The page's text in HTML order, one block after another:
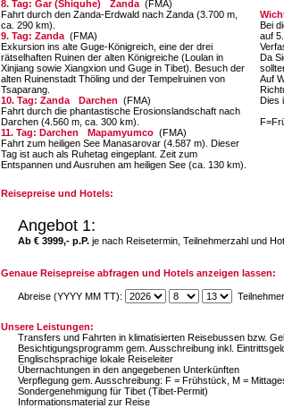
8. Tag: Gar (Shiquhe)
Zanda (FMA)
Fahrt durch den Zanda-Erdwald nach Zanda (3.700 m,
ca. 290 km).
9. Tag: Zanda (FMA)
Exkursion ins alte Guge-Königreich, eine der drei
rätselhaften Ruinen der alten Königreiche (Loulan in
Xinjiang sowie Xiangxion und Guge in Tibet). Besuch der
alten Ruinenstadt Thöling und der Tempelruinen von
Tsaparang.
10. Tag: Zanda
Darchen (FMA)
Fahrt durch die phantastische Erosionsland­schaft nach
Darchen (4.560 m, ca. 300 km).
11. Tag: Darchen
Mapamyumco (FMA)
Fahrt zum heiligen See Manasarovar (4.587 m). Dieser
Tag ist auch als Ruhetag eingeplant. Zeit zum
Entspannen und Ausruhen am heiligen See (ca. 130 km).
Bei
auf
Da
Auf
Dies
Reisepreise und Hotels:
Angebot 1:
Ab € 3999,- p.P. je nach Reisetermin, Teilnehmerzahl und
Genaue Reisepreise abfragen und Hotels anzeigen lassen:
Abreise (YYYY MM TT):
Unsere Leistungen:
Transfers und Fahrten in klimatisierten Reisebussen bzw.
Besichtigungsprogramm gem. Ausschreibung inkl.
Englischsprachige lokale Reiseleiter
Übernachtungen in den angegebenen Unterkünften
Verpflegung gem. Ausschreibung: F = Frühstück, M =
Sondergenehmigung für Tibet (Tibet-Permit)
Informationsmaterial zur Reise